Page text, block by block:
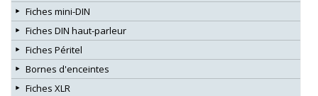
Fiches mini-DIN
Fiches DIN haut-parleur
Fiches Péritel
Bornes d'enceintes
Fiches XLR